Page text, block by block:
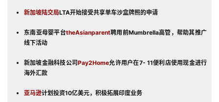
新加坡陆交局LTA开始接受共享单车沙盒牌照的申请
东南亚母婴平台theAsianparent聘用前Mumbrella高管，帮助其推广
线下活动
新加坡金融科技公司Pay2Home允许用户在7- 11便利店使用现金进行
海外汇款
亚马逊计划投资10亿美元，积极拓展印度业务